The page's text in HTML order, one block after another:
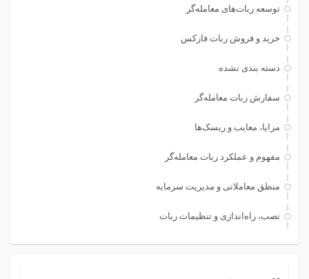
توسعه ربات‌های معامله‌گر
خرید و فروش ربات فارکس
دسته بندی نشده
سفارش ربات معامله‌گر
مزایا، معایب و ریسک‌ها
مفهوم و عملکرد ربات معامله‌گر
منطق معاملاتی و مدیریت سرمایه
نصب، راه‌اندازی و تنظیمات ربات